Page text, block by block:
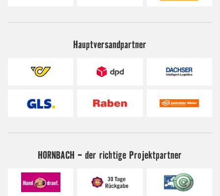
Hauptversandpartner
HORNBACH - der richtige Projektpartner